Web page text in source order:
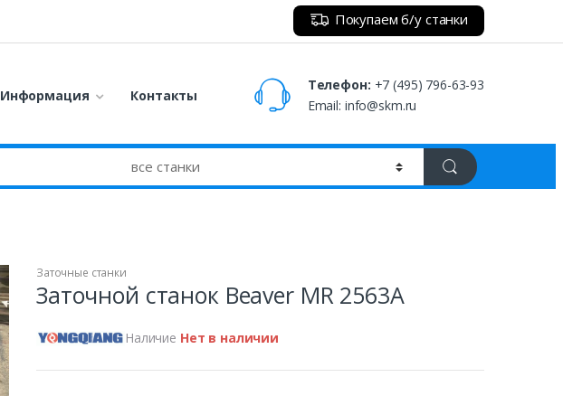
Покупаем б/у станки
Информация Контакты
Телефон: +7 (495) 796-63-93
Email: info@skm.ru
Заточные станки
Заточной станок Beaver MR 2563A
Наличие Нет в наличии